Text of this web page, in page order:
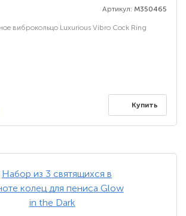
Артикул: M350465
виброкольцо Luxurious Vibro Cock Ring
Купить